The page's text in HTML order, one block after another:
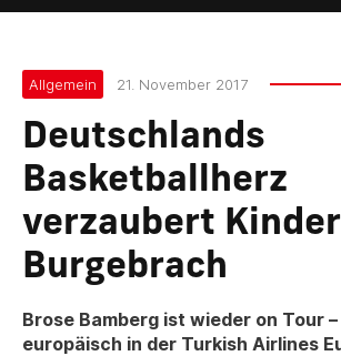
Allgemein 21. November 2017
Deutschlands
Basketballherz
verzaubert
Burgebrach
Brose Bamberg ist wieder on Tour
europäisch in der Turkish Airlines